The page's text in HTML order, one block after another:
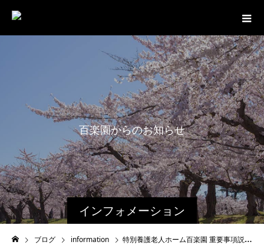
インフォメーション
百楽園からのお知らせです。
ブログ information 特別養護老人ホーム百楽園 重要事項説明書